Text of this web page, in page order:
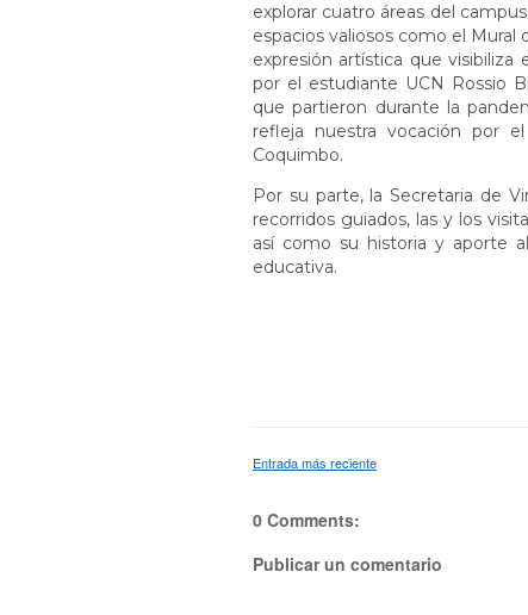
explorar cuatro áreas del
espacios valiosos como el
expresión artística que
por el estudiante UCN Rossio
que partieron durante la
refleja nuestra vocación por
Coquimbo.
Por su parte, la Secretaria de
recorridos guiados, las y los
así como su historia y aporte
educativa.
Entrada más reciente
0 Comments:
Publicar un comentario